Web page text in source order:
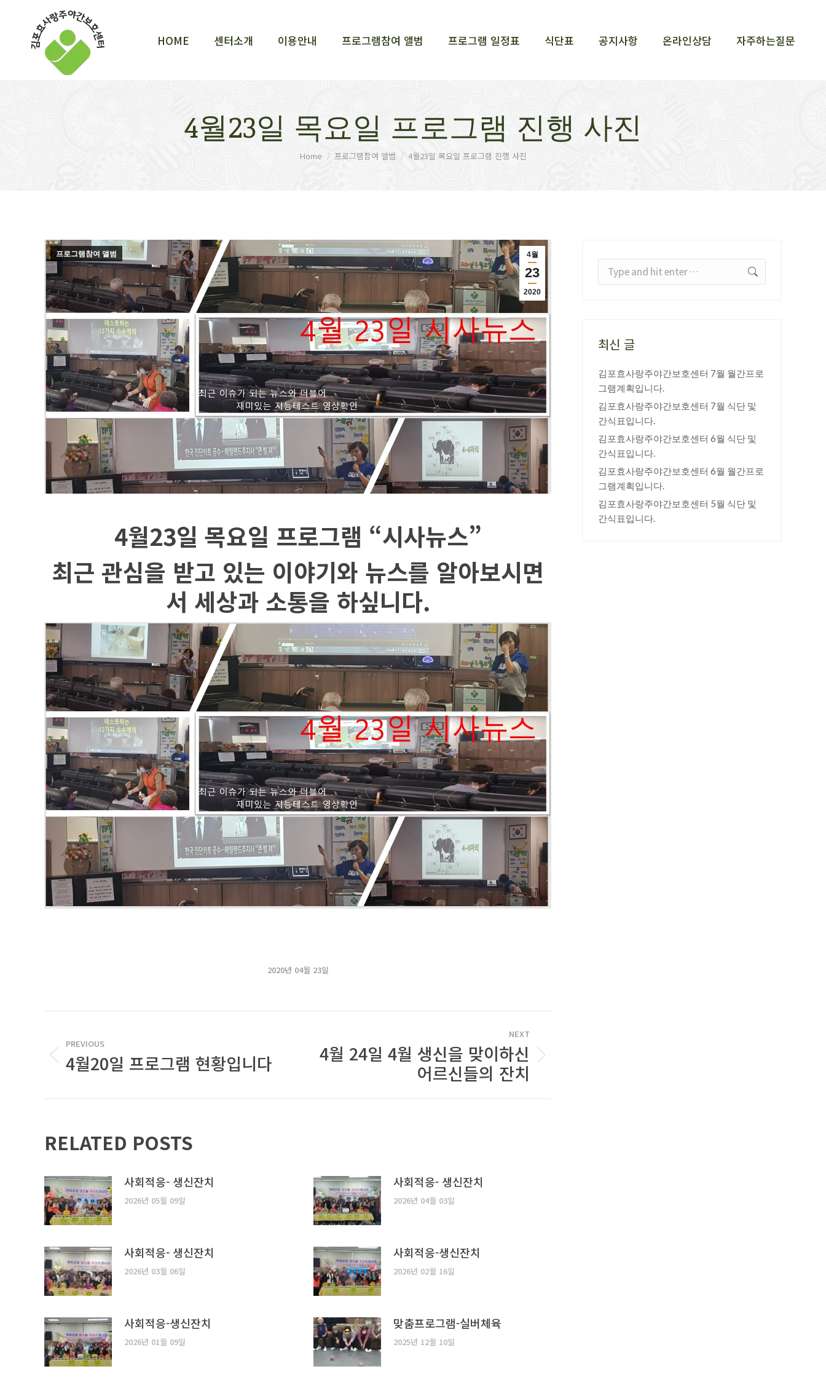
HOME 센터소개 이용안내 프로그램참여 앨범 프로그램 일정표 식단표 공지사항 온라인상담 자주하는질문
4월23일 목요일 프로그램 진행 사진
You are here:
Home 프로그램참여 앨범 4월23일 목요일 프로그램 진행 사진
4월
23
2020
프로그램참여 앨범
4월23일 목요일 프로그램 “시사뉴스”
최근 관심을 받고 있는 이야기와 뉴스를 알아보시면
서 세상과 소통을 하싶니다.
2020년 04월 23일
NAVIGATION
PREVIOUS
Previous
4월20일 프로그램 현황입니다
NEXT
Next
4월 24일 4월 생신을 맞이하신
어르신들의 잔치
RELATED POSTS
사회적응- 생신잔치
2026년 05월 09일
사회적응- 생신잔치
2026년 04월 03일
사회적응- 생신잔치
2026년 03월 06일
사회적응-생신잔치
2026년 02월 16일
사회적응-생신잔치
2026년 01월 09일
맞춤프로그램-실버체육
2025년 12월 10일
Search:
최신 글
김포효사랑주야간보호센터 7월 월간프로
그램계획입니다.
김포효사랑주야간보호센터 7월 식단 및
간식표입니다.
김포효사랑주야간보호센터 6월 식단 및
간식표입니다.
김포효사랑주야간보호센터 6월 월간프로
그램계획입니다.
김포효사랑주야간보호센터 5월 식단 및
간식표입니다.